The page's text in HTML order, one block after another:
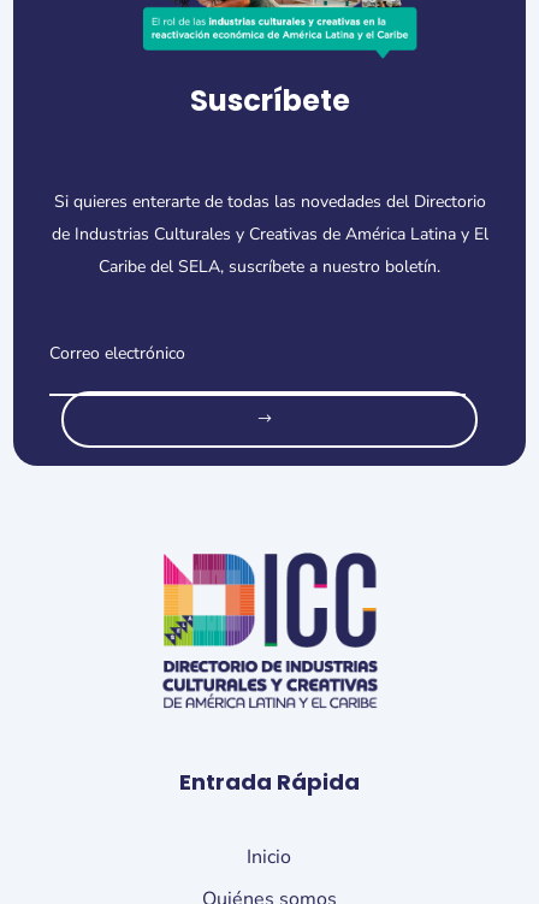
Suscríbete
Si quieres enterarte de todas las novedades del Directorio
de Industrias Culturales y Creativas de América Latina y El
Caribe del SELA, suscríbete a nuestro boletín.
Entrada Rápida
Inicio